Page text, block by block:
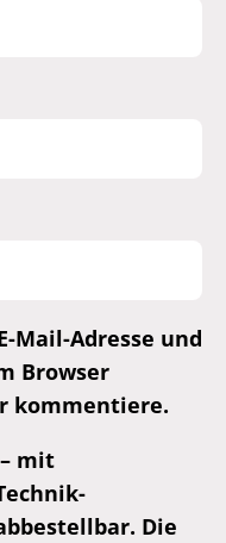
Mail-Adresse und
Browser
kommentiere.
mit
Die